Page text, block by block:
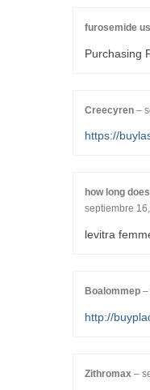
furosemide
Purchasing
Creecyren –
https://
how long
septiembre 16,
levitra
Boalommep –
http://
Zithromax –